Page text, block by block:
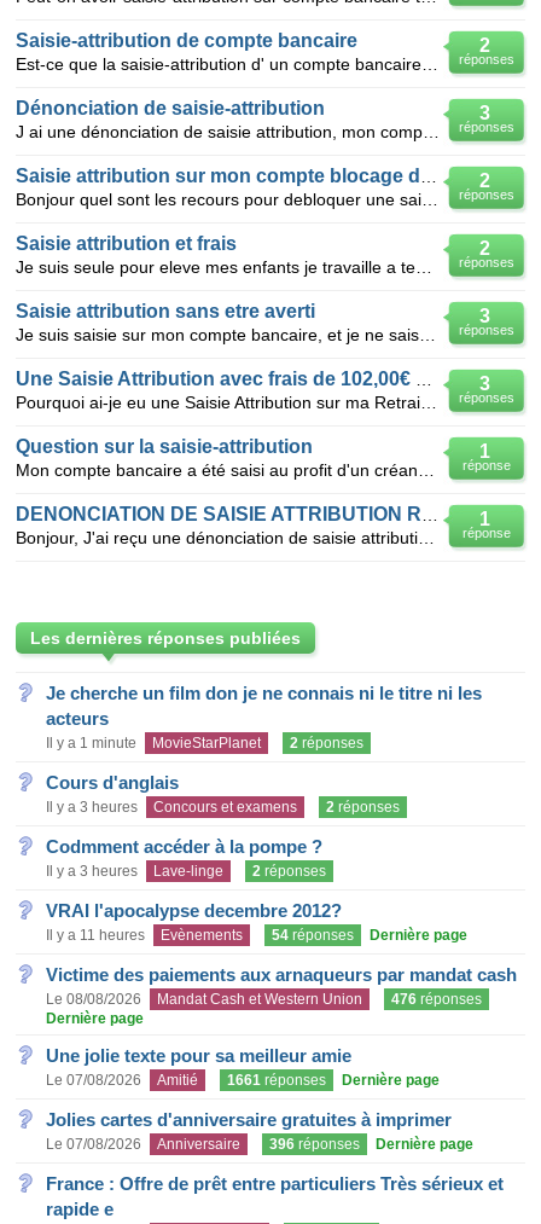
2
réponses
Saisie-attribution de compte bancaire
3
réponses
Dénonciation de saisie-attribution
2
réponses
2
réponses
Saisie attribution et frais
3
réponses
Saisie attribution sans etre averti
3
réponses
1
réponse
Question sur la saisie-attribution
1
réponse
Les dernières réponses publiées
Je cherche un film don je ne connais ni le titre ni les
acteurs
Il y a 1 minute MovieStarPlanet 2 réponses
Cours d'anglais
Il y a 3 heures Concours et examens 2 réponses
Codmment accéder à la pompe ?
Il y a 3 heures Lave-linge 2 réponses
VRAI l'apocalypse decembre 2012?
Il y a 11 heures Evènements 54 réponses Dernière page
Victime des paiements aux arnaqueurs par mandat cash
Le 08/08/2026 Mandat Cash et Western Union 476 réponses
Dernière page
Une jolie texte pour sa meilleur amie
Le 07/08/2026 Amitié 1661 réponses Dernière page
Jolies cartes d'anniversaire gratuites à imprimer
Le 07/08/2026 Anniversaire 396 réponses Dernière page
France : Offre de prêt entre particuliers Très sérieux et
rapide e